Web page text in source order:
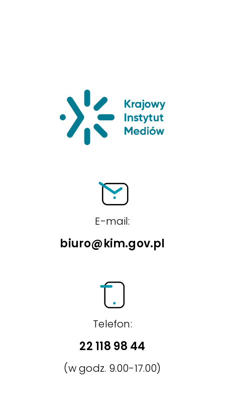
E-mail:
biuro@kim.gov.pl
Telefon:
22 118 98 44
(w godz. 9.00-17.00)